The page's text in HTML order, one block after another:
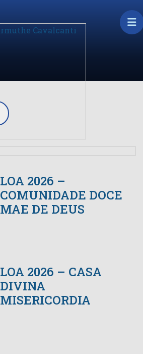
LOA 2026 –
COMUNIDADE DOCE
MAE DE DEUS
LOA 2026 – CASA
DIVINA
MISERICORDIA